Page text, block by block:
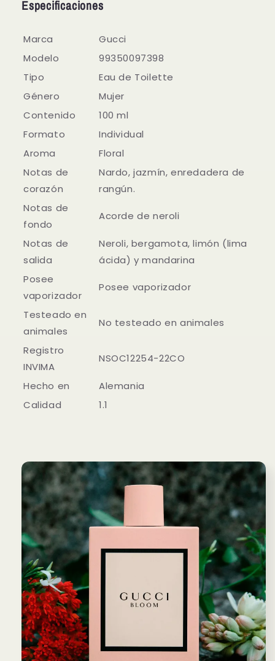
Especificaciones
Marca
Gucci
Modelo
99350097398
Tipo
Eau de Toilette
Género
Mujer
Contenido
100 ml
Formato
Individual
Aroma
Floral
Notas de
corazón
Nardo, jazmín, enredadera de
rangún.
Notas de
fondo
Acorde de neroli
Notas de
salida
Neroli, bergamota, limón (lima
ácida) y mandarina
Posee
vaporizador
Posee vaporizador
Testeado en
animales
No testeado en animales
Registro
INVIMA
NSOC12254-22CO
Hecho en
Alemania
Calidad
1.1